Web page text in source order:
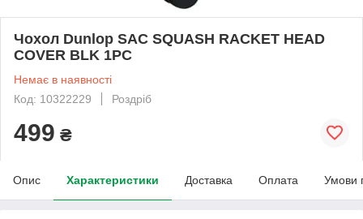
Чохол Dunlop SAC SQUASH RACKET HEAD
COVER BLK 1PC
Немає в наявності
Код: 10322229
Роздріб
499 ₴
Опис Характеристики Доставка Оплата Умови